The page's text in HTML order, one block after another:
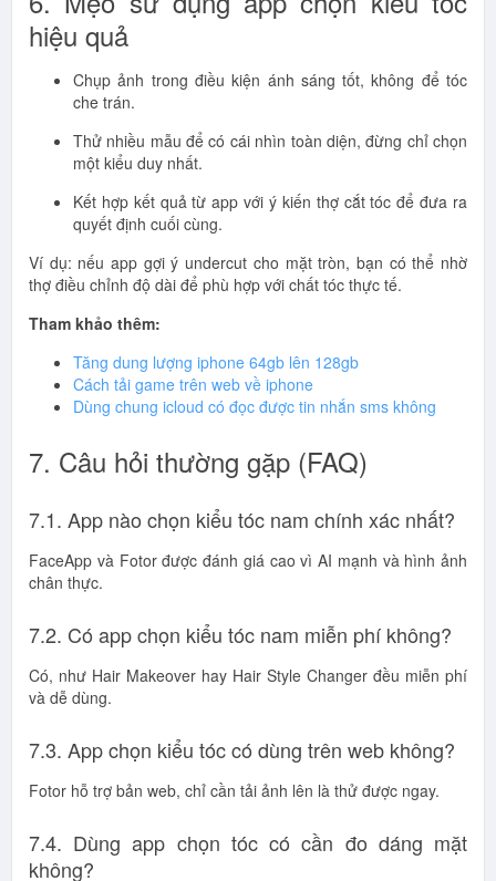
hiệu quả
Chụp ảnh trong điều kiện ánh sáng tốt, không để tóc
che trán.
Thử nhiều mẫu để có cái nhìn toàn diện, đừng chỉ chọn
một kiểu duy nhất.
Kết hợp kết quả từ app với ý kiến thợ cắt tóc để đưa ra
quyết định cuối cùng.
Ví dụ: nếu app gợi ý undercut cho mặt tròn, bạn có thể nhờ
thợ điều chỉnh độ dài để phù hợp với chất tóc thực tế.
Tham khảo thêm:
Tăng dung lượng iphone 64gb lên 128gb
Cách tải game trên web về iphone
Dùng chung icloud có đọc được tin nhắn sms không
7. Câu hỏi thường gặp (FAQ)
7.1. App nào chọn kiểu tóc nam chính xác nhất?
FaceApp và Fotor được đánh giá cao vì AI mạnh và hình ảnh
chân thực.
7.2. Có app chọn kiểu tóc nam miễn phí không?
Có, như Hair Makeover hay Hair Style Changer đều miễn phí
và dễ dùng.
7.3. App chọn kiểu tóc có dùng trên web không?
Fotor hỗ trợ bản web, chỉ cần tải ảnh lên là thử được ngay.
7.4. Dùng app chọn tóc có cần đo dáng mặt
không?